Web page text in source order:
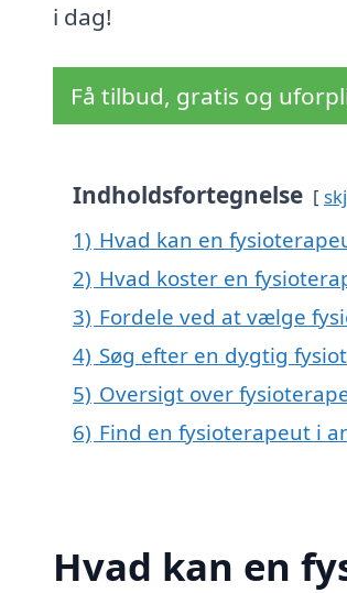
i dag!
Få tilbud, gratis og
Indholdsfortegnelse
1) Hvad kan en
2) Hvad koster en
3) Fordele ved at vælge
4) Søg efter en dygtig
5) Oversigt over
6) Find en fysioterapeut i
Hvad kan en